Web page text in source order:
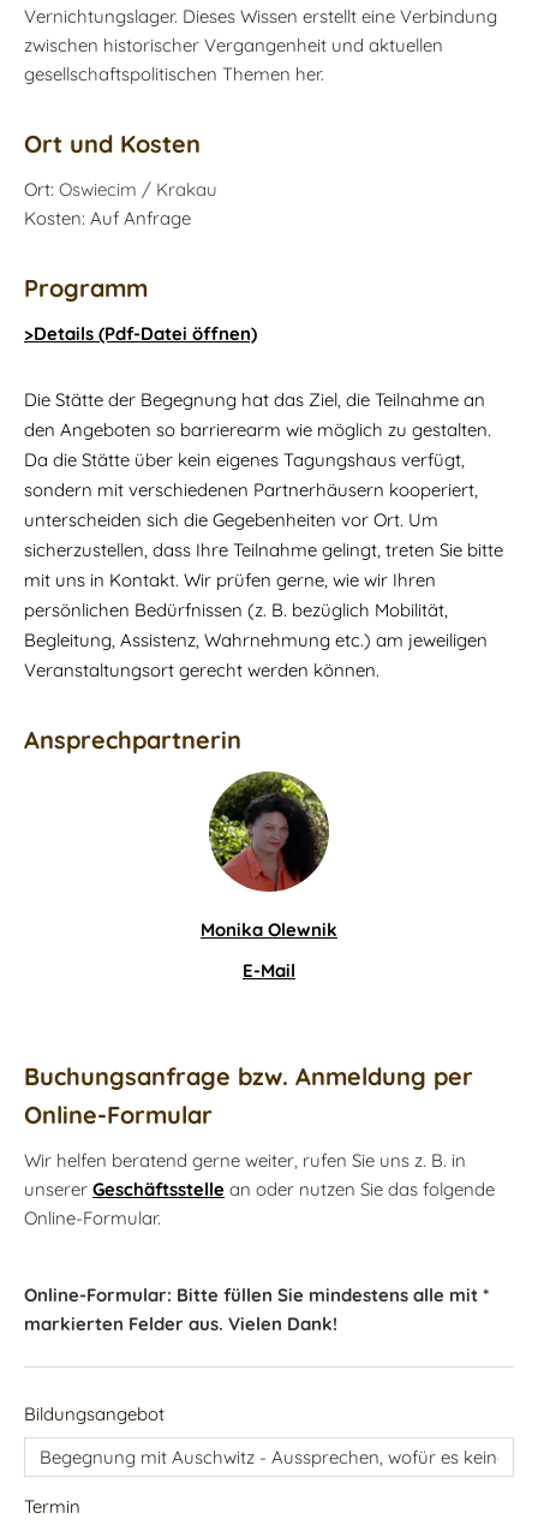
Vernichtungslager. Dieses Wissen erstellt eine Verbindung
zwischen historischer Vergangenheit und aktuellen
gesellschaftspolitischen Themen her.
Ort und Kosten
Ort: Oswiecim / Krakau
Kosten: Auf Anfrage
Programm
>Details (Pdf-Datei öffnen)
Die Stätte der Begegnung hat das Ziel, die Teilnahme an
den Angeboten so barrierearm wie möglich zu gestalten.
Da die Stätte über kein eigenes Tagungshaus verfügt,
sondern mit verschiedenen Partnerhäusern kooperiert,
unterscheiden sich die Gegebenheiten vor Ort. Um
sicherzustellen, dass Ihre Teilnahme gelingt, treten Sie bitte
mit uns in Kontakt. Wir prüfen gerne, wie wir Ihren
persönlichen Bedürfnissen (z. B. bezüglich Mobilität,
Begleitung, Assistenz, Wahrnehmung etc.) am jeweiligen
Veranstaltungsort gerecht werden können.
Ansprechpartnerin
Monika Olewnik
E-Mail
Buchungsanfrage bzw. Anmeldung per
Online-Formular
Wir helfen beratend gerne weiter, rufen Sie uns z. B. in
unserer Geschäftsstelle an oder nutzen Sie das folgende
Online-Formular.
Online-Formular: Bitte füllen Sie mindestens alle mit *
markierten Felder aus. Vielen Dank!
Bildungsangebot
Termin